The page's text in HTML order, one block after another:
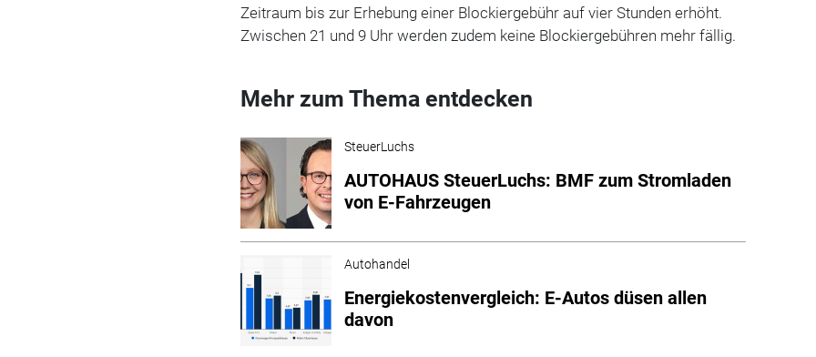
Zeitraum bis zur Erhebung einer Blockiergebühr auf vier Stunden erhöht.
Zwischen 21 und 9 Uhr werden zudem keine Blockiergebühren mehr fällig.
Mehr zum Thema entdecken
SteuerLuchs
AUTOHAUS SteuerLuchs: BMF zum Stromladen
von E-Fahrzeugen
Autohandel
Energiekostenvergleich: E-Autos düsen allen
davon